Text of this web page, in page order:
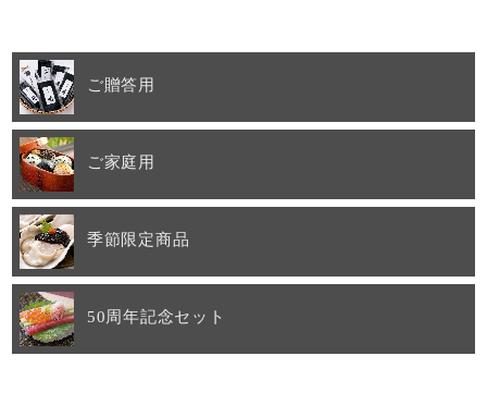
ご贈答用
ご家庭用
季節限定商品
50周年記念セット